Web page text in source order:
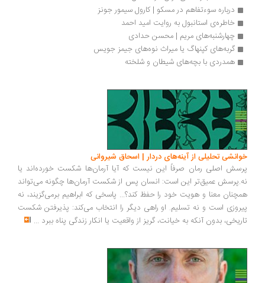
درباره سوءتفاهم در مسکو | کارول سیمور جونز
خاطره‌ی استانبول به روایت امید احمد
چهارشنبه‌های مریم | محسن حدادی
گربه‌های کپنهاگ یا میراث نوه‌های جیمز جویس
همدردی با بچه‌های شیطان و شلخته
خوانشی تحلیلی از آینه‌های دردار | اسحاق شیروانی
پرسش اصلی رمان صرفاً این نیست که آیا آرمان‌ها شکست خورده‌اند یا
نه.پرسش عمیق‌تر این است: انسان پس از شکست آرمان‌ها چگونه می‌تواند
همچنان معنا و هویت خود را حفظ کند؟... پاسخی که ابراهیم برمی‌گزیند، نه
پیروزی است و نه تسلیم. او راهی دیگر را انتخاب می‌کند: پذیرفتن شکست
تاریخی، بدون آنکه به خیانت، گریز از واقعیت یا انکار زندگی پناه ببرد ...